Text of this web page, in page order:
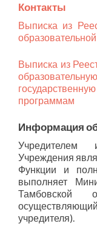
Контакты
Выписка из
Выписка из
программам
Информация
Учредителем
Учреждения
Функции и
выполняет
учредителя).